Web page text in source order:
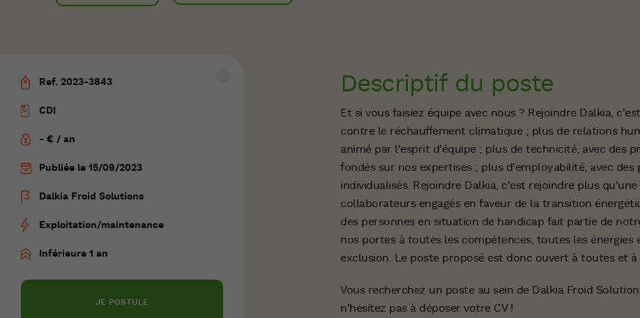
Ref. 2023-3843
CDI
- € / an
Publiée le 15/09/2023
Dalkia Froid Solutions
Exploitation/maintenance
Inférieure 1 an
JE POSTULE
Descriptif du poste
Et si vous faisiez équipe avec nous ? Rejoindre Dalkia,
contre le réchauffement climatique ; plus de relations
animé par l'esprit d'équipe ; plus de technicité, avec des
fondés sur nos expertises ; plus d'employabilité, avec des
individualisés. Rejoindre Dalkia, c'est rejoindre plus
collaborateurs engagés en faveur de la transition
des personnes en situation de handicap fait partie de
nos portes à toutes les compétences, toutes les
exclusion. Le poste proposé est donc ouvert à toutes et à
Vous recherchez un poste au sein de Dalkia Froid
n'hésitez pas à déposer votre CV !